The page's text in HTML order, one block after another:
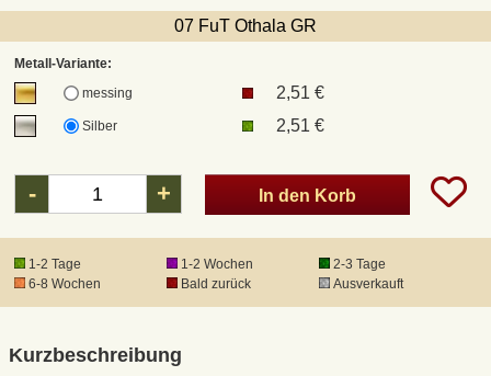
07 FuT Othala GR
Metall-Variante:
messing
2,51 €
Silber 2,51 €
- + In den Korb
1-2 Tage 1-2 Wochen
2-3 Tage
6-8 Wochen
Bald zurück Ausverkauft
Kurzbeschreibung
DHL Paket
DPD
Waffenrecht und FSK 18
Produkthaftung